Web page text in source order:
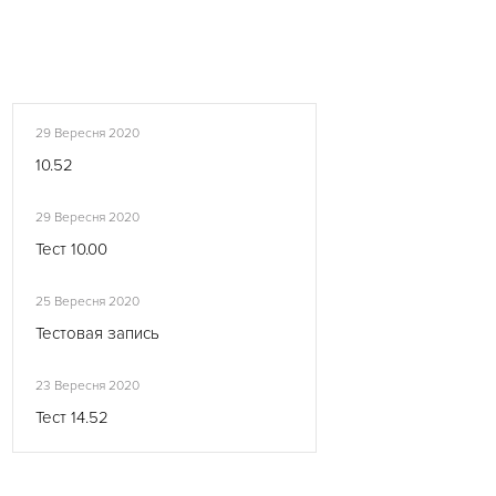
29 Вересня 2020
10.52
29 Вересня 2020
Тест 10.00
25 Вересня 2020
Тестовая запись
23 Вересня 2020
Тест 14.52